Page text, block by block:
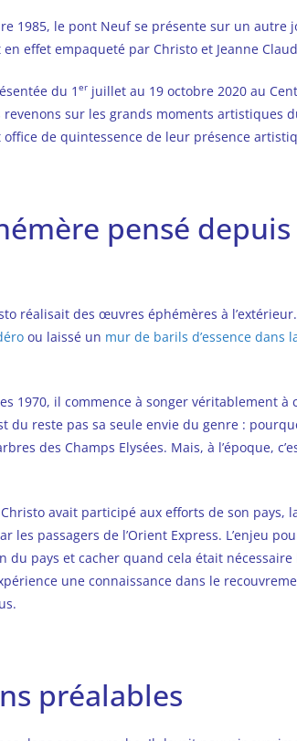
1985, le pont Neuf se présente sur un
effet empaqueté par Christo et Jeanne
du 1 er juillet au 19 octobre 2020 au
revenons sur les grands moments artistiques
de quintessence de leur présence
pensé
réalisait des œuvres éphémères à
ou laissé un mur de barils d’essence dans
1970, il commence à songer véritablement à
du reste pas sa seule envie du genre :
des Champs Elysées. Mais, à l’époque,
avait participé aux efforts de son pays,
les passagers de l’Orient Express. L’enjeu
pays et cacher quand cela était nécessaire
une connaissance dans le
préalables